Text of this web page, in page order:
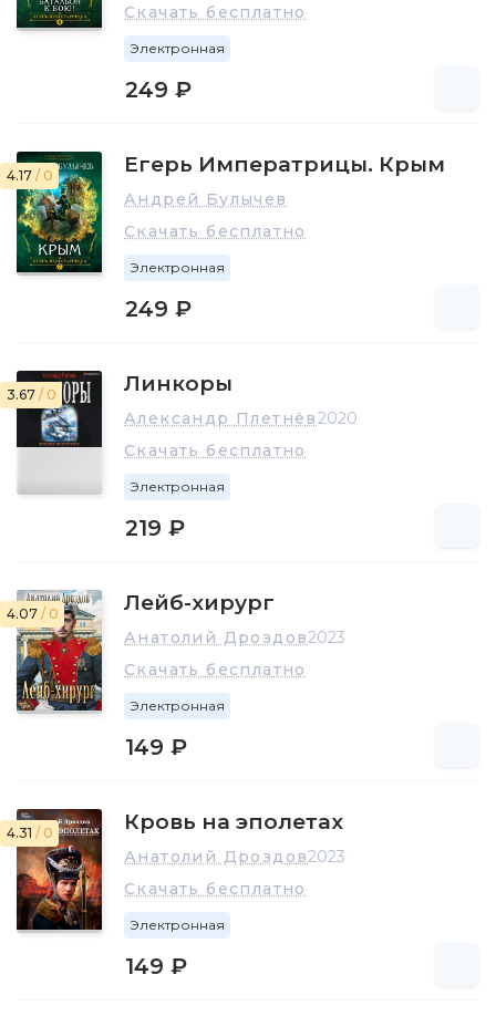
Скачать бесплатно
Электронная
249 ₽
4.17 / 0 Егерь Императрицы. Крым
Андрей Булычев
Скачать бесплатно
Электронная
249 ₽
3.67 / 0 Линкоры
Александр Плетнёв2020
Скачать бесплатно
Электронная
219 ₽
4.07 / 0 Лейб-хирург
Анатолий Дроздов2023
Скачать бесплатно
Электронная
149 ₽
4.31 / 0 Кровь на эполетах
Анатолий Дроздов2023
Скачать бесплатно
Электронная
149 ₽